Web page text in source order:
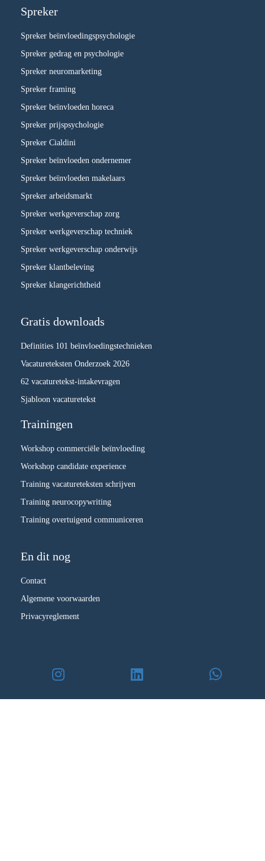
Spreker
Spreker beïnvloedingspsychologie
Spreker gedrag en psychologie
Spreker neuromarketing
Spreker framing
Spreker beïnvloeden horeca
Spreker prijspsychologie
Spreker Cialdini
Spreker beïnvloeden ondernemer
Spreker beïnvloeden makelaars
Spreker arbeidsmarkt
Spreker werkgeverschap zorg
Spreker werkgeverschap techniek
Spreker werkgeverschap onderwijs
Spreker klantbeleving
Spreker klangerichtheid
Gratis downloads
Definities 101 beïnvloedingstechnieken
Vacatureteksten Onderzoek 2026
62 vacaturetekst-intakevragen
Sjabloon vacaturetekst
Trainingen
Workshop commerciële beïnvloeding
Workshop candidate experience
Training vacatureteksten schrijven
Training neurocopywriting
Training overtuigend communiceren
En dit nog
Contact
Algemene voorwaarden
Privacyreglement